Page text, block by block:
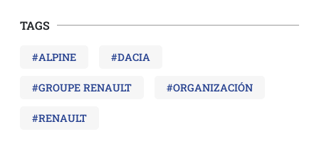
TAGS
#ALPINE #DACIA
#GROUPE RENAULT #ORGANIZACIÓN
#RENAULT